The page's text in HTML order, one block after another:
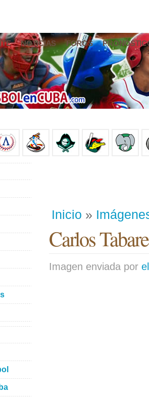
NOTICIAS FOROS
Inicio »
Carlos
Imagen enviada por